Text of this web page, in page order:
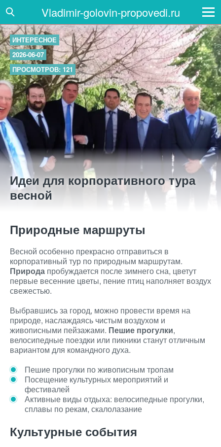
Vladimir-golovin-propovedi.ru
ИНТЕРЕСНОЕ
2026-06-07
ПРОСМОТРОВ: 121
Идеи для корпоративного тура
весной
Природные маршруты
Весной особенно прекрасно отправиться в
корпоративный тур по природным маршрутам.
Природа пробуждается после зимнего сна, цветут
первые весенние цветы, пение птиц наполняет воздух
свежестью.
Выбравшись за город, можно провести время на
природе, наслаждаясь чистым воздухом и
живописными пейзажами. Пешие прогулки,
велосипедные поездки или пикники станут отличным
вариантом для командного духа.
Пешие прогулки по живописным тропам
Посещение культурных мероприятий и
фестивалей
Активные виды отдыха: велосипедные прогулки,
сплавы по рекам, скалолазание
Культурные события